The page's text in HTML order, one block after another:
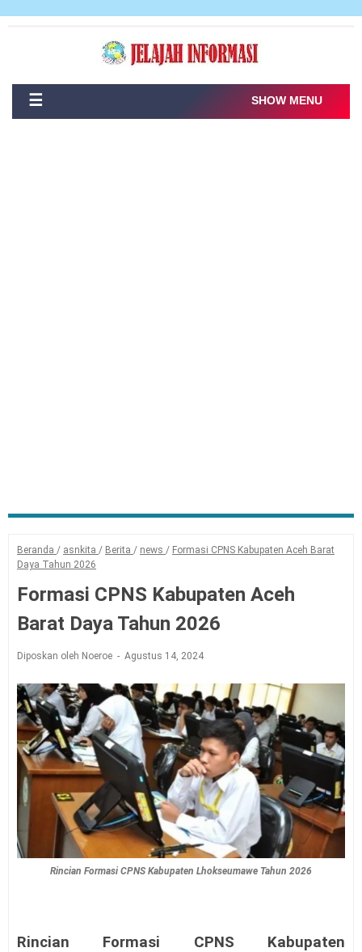
☰ SHOW MENU
Beranda / asnkita / Berita / news / Formasi CPNS Kabupaten Aceh Barat
Daya Tahun 2026
Formasi CPNS Kabupaten Aceh
Barat Daya Tahun 2026
Diposkan oleh Noeroe Agustus 14, 2024
Rincian Formasi CPNS Kabupaten Lhokseumawe Tahun 2026
Rincian Formasi CPNS Kabupaten